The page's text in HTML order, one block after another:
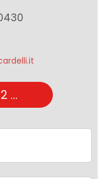
...